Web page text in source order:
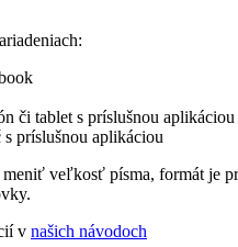
či tablet s príslušnou aplikáciou
s príslušnou aplikáciou
veľkosť písma, formát je
v našich návodoch